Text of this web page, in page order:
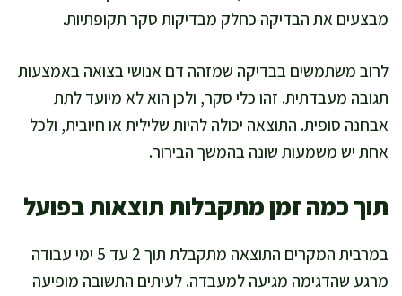
מבצעים את הבדיקה כחלק מבדיקות סקר תקופתיות.
לרוב משתמשים בבדיקה שמזהה דם אנושי בצואה באמצעות
תגובה מעבדתית. זהו כלי סקר, ולכן הוא לא מיועד לתת
אבחנה סופית. התוצאה יכולה להיות שלילית או חיובית, ולכל
אחת יש משמעות שונה בהמשך הבירור.
תוך כמה זמן מתקבלות תוצאות בפועל
במרבית המקרים התוצאה מתקבלת תוך 2 עד 5 ימי עבודה
מרגע שהדגימה מגיעה למעבדה. לעיתים התשובה מופיעה